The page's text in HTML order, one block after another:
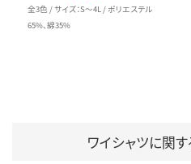
全3色 / サイズ：S～4L / ポリエステル
65%、綿35%
ワイシャツに関